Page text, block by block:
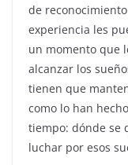
de
experiencia les
un momento que
alcanzar los
tienen que
como lo han
tiempo: dónde se
luchar por esos